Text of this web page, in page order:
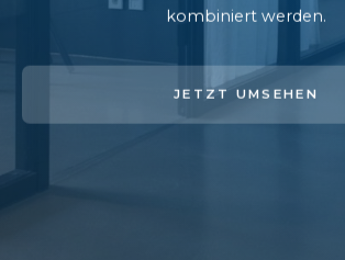
kombiniert werden.
JETZT UMSEHEN